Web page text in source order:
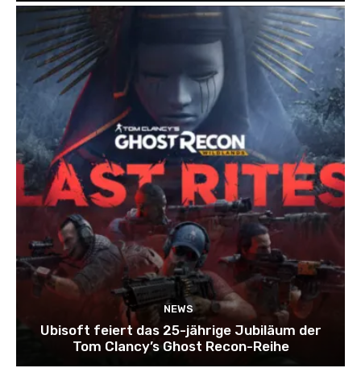
NEWS
Ubisoft feiert das 25-jährige Jubiläum der
Tom Clancy’s Ghost Recon-Reihe